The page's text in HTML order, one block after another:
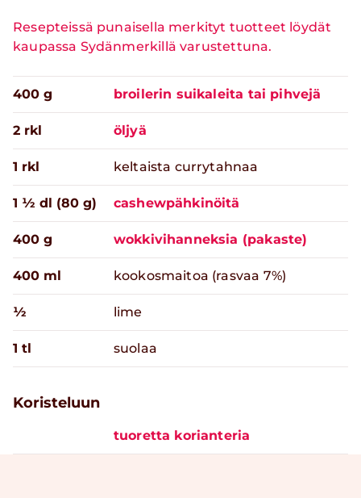
Resepteissä punaisella merkityt tuotteet löydät
kaupassa Sydänmerkillä varustettuna.
400 g broilerin suikaleita tai pihvejä
2 rkl öljyä
1 rkl keltaista currytahnaa
1 ½ dl (80 g) cashewpähkinöitä
400 g wokkivihanneksia (pakaste)
400 ml kookosmaitoa (rasvaa 7%)
½ lime
1 tl suolaa
Koristeluun
tuoretta korianteria